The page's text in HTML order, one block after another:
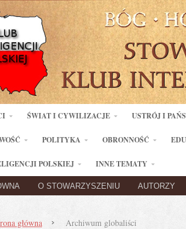
ŚWIAT I CYWILIZACJE USTRÓJ I
POLITYKA OBRONNOŚĆ
POLSKIEJ INNE TEMATY
O STOWARZYSZENIU AUTORZY
główna Archiwum globaliści